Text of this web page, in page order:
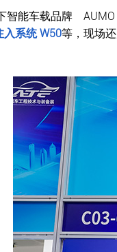
智能车载品牌
入系统 W50等，现场